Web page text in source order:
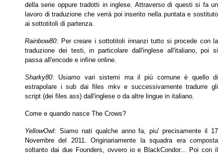
della serie oppure tradotti in inglese. Attraverso di questi si fa un
lavoro di traduzione che verrà poi inserito nella puntata e sostituto
ai sottotitoli di partenza.
Rainbow80: Per creare i sottotitoli innanzi tutto si procede con la
traduzione dei testi, in particolare dall'inglese all'italiano, poi si
passa all'encode e infine online.
Sharky80: Usiamo vari sistemi ma il più comune è quello di
estrapolare i sub dai files mkv e successivamente tradurre gli
script (dei files ass) dall'inglese o da altre lingue in italiano.
Come e quando nasce The Crows?
YellowOwl: Siamo nati qualche anno fa, piu' precisamente il 17
Novembre del 2011. Originariamente la squadra era composta
soltanto dai due Founders, ovvero ioe BlackCondor... Poi con il